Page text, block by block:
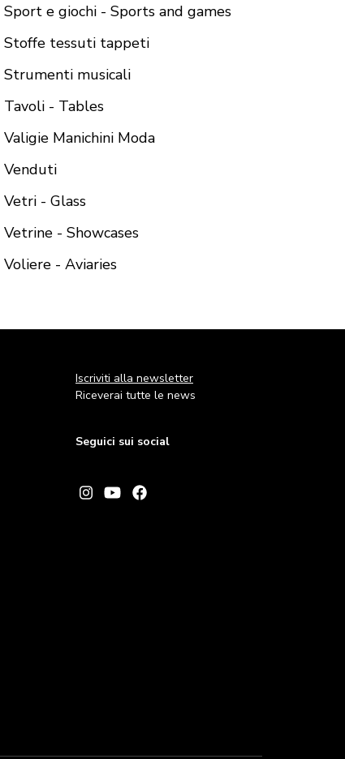
Sport e giochi - Sports and games
Stoffe tessuti tappeti
Strumenti musicali
Tavoli - Tables
Valigie Manichini Moda
Venduti
Vetri - Glass
Vetrine - Showcases
Voliere - Aviaries
Iscriviti alla newsletter
Riceverai tutte le news
Seguici sui social